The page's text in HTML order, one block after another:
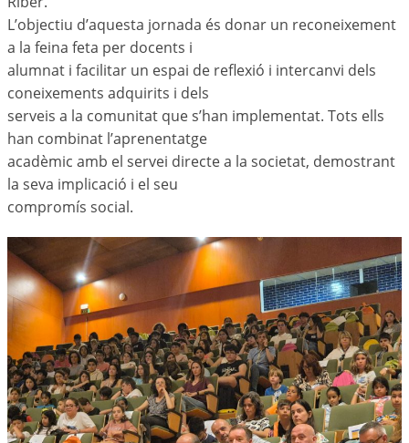
L’objectiu d’aquesta jornada és donar un reconeixement
a la feina feta per docents i
alumnat i facilitar un espai de reflexió i intercanvi dels
coneixements adquirits i dels
serveis a la comunitat que s’han implementat. Tots ells
han combinat l’aprenentatge
acadèmic amb el servei directe a la societat, demostrant
la seva implicació i el seu
compromís social.